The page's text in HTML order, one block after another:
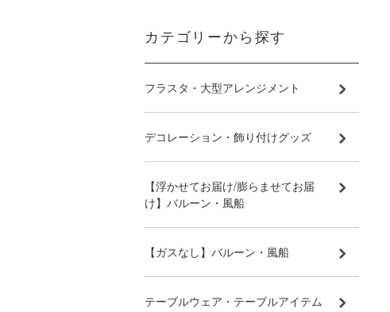
カテゴリーから探す
フラスタ・大型アレンジメント
デコレーション・飾り付けグッズ
【浮かせてお届け/膨らませてお届
け】バルーン・風船
【ガスなし】バルーン・風船
テーブルウェア・テーブルアイテム